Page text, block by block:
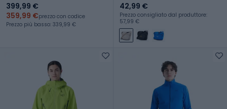
399,99 €
359,99 €prezzo con codice
Prezzo più basso: 339,99 €
42,99 €
Prezzo consigliato dal produttore:
57,99 €